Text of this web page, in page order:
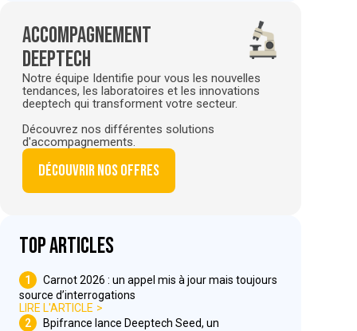
Accompagnement
deeptech
Notre équipe Identifie pour vous les nouvelles
tendances, les laboratoires et les innovations
deeptech qui transforment votre secteur.
Découvrez nos différentes solutions
d'accompagnements.
Découvrir nos offres
Top articles
1
Carnot 2026 : un appel mis à jour mais toujours
source d’interrogations
LIRE L'ARTICLE
2
Bpifrance lance Deeptech Seed, un